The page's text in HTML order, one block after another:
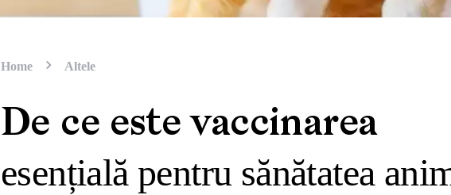
Home Altele
De ce este vaccinarea
esențială pentru sănătatea